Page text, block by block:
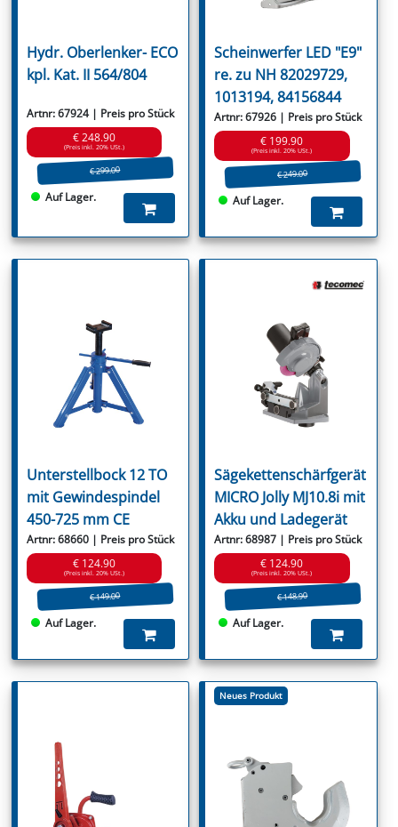
Hydr. Oberlenker- ECO
kpl. Kat. II 564/804
Artnr: 67924 | Preis pro Stück
€ 248.90
(Preis inkl. 20% USt.)
€ 299.00
Auf Lager.
Scheinwerfer LED "E9"
re. zu NH 82029729,
1013194, 84156844
Artnr: 67926 | Preis pro Stück
€ 199.90
(Preis inkl. 20% USt.)
€ 249.00
Auf Lager.
Unterstellbock 12 TO
mit Gewindespindel
450-725 mm CE
Artnr: 68660 | Preis pro Stück
€ 124.90
(Preis inkl. 20% USt.)
€ 149.00
Auf Lager.
Sägekettenschärfgerät
MICRO Jolly MJ10.8i mit
Akku und Ladegerät
Artnr: 68987 | Preis pro Stück
€ 124.90
(Preis inkl. 20% USt.)
€ 148.90
Auf Lager.
Neues Produkt